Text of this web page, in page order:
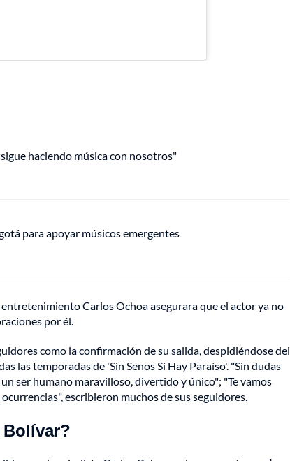
haciendo música con nosotros"
para apoyar músicos emergentes
Carlos Ochoa asegurara que el actor ya no
por él.
como la confirmación de su salida, despidiéndose del
las temporadas de 'Sin Senos Sí Hay Paraíso'. "Sin dudas
ser humano maravilloso, divertido y único"; "Te vamos
escribieron muchos de sus seguidores.
Bolívar?